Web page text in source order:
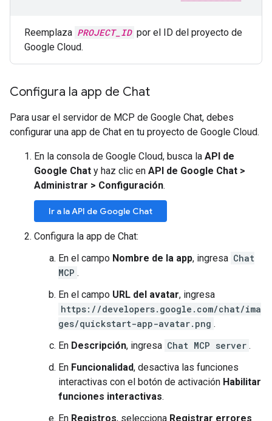
Reemplaza PROJECT_ID por el ID del proyecto de
Google Cloud.
Configura la app de Chat
Para usar el servidor de MCP de Google Chat, debes
configurar una app de Chat en tu proyecto de Google Cloud.
En la consola de Google Cloud, busca la API de
Google Chat y haz clic en API de Google Chat >
Administrar > Configuración.
Ir a la API de Google Chat
Configura la app de Chat:
En el campo Nombre de la app, ingresa Chat
MCP .
En el campo URL del avatar, ingresa
https://developers.google.com/chat/ima
ges/quickstart-app-avatar.png .
En Descripción, ingresa Chat MCP server .
En Funcionalidad, desactiva las funciones
interactivas con el botón de activación Habilitar
funciones interactivas.
En Registros, selecciona Registrar errores